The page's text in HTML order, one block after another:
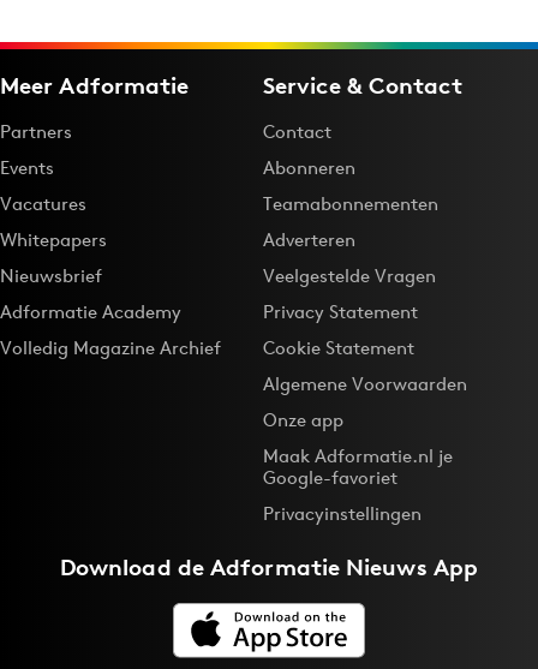
Meer Adformatie
Partners
Events
Vacatures
Whitepapers
Nieuwsbrief
Adformatie Academy
Volledig Magazine Archief
Service & Contact
Contact
Abonneren
Teamabonnementen
Adverteren
Veelgestelde Vragen
Privacy Statement
Cookie Statement
Algemene Voorwaarden
Onze app
Maak Adformatie.nl je
Google-favoriet
Privacyinstellingen
Download deAdformatie Nieuws App